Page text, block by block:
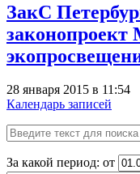
ЗакС
законопроект
28 января 2015 в 11:54
Календарь записей
За какой период: от